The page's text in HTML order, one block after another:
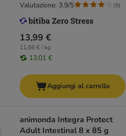
13,99 €
11,66 € / kg
13,01 €
Valutazione: 3.9/5 (9)
Aggiungi al carrello
animonda Integra Protect
Adult Intestinal 8 x 85 g